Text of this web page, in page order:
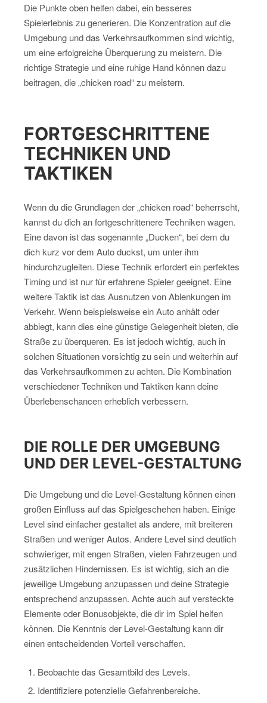
Die Punkte oben helfen dabei, ein besseres
Spielerlebnis zu generieren. Die Konzentration auf die
Umgebung und das Verkehrsaufkommen sind wichtig,
um eine erfolgreiche Überquerung zu meistern. Die
richtige Strategie und eine ruhige Hand können dazu
beitragen, die „chicken road“ zu meistern.
FORTGESCHRITTENE
TECHNIKEN UND
TAKTIKEN
Wenn du die Grundlagen der „chicken road“ beherrscht,
kannst du dich an fortgeschrittenere Techniken wagen.
Eine davon ist das sogenannte „Ducken“, bei dem du
dich kurz vor dem Auto duckst, um unter ihm
hindurchzugleiten. Diese Technik erfordert ein perfektes
Timing und ist nur für erfahrene Spieler geeignet. Eine
weitere Taktik ist das Ausnutzen von Ablenkungen im
Verkehr. Wenn beispielsweise ein Auto anhält oder
abbiegt, kann dies eine günstige Gelegenheit bieten, die
Straße zu überqueren. Es ist jedoch wichtig, auch in
solchen Situationen vorsichtig zu sein und weiterhin auf
das Verkehrsaufkommen zu achten. Die Kombination
verschiedener Techniken und Taktiken kann deine
Überlebenschancen erheblich verbessern.
DIE ROLLE DER UMGEBUNG
UND DER LEVEL-GESTALTUNG
Die Umgebung und die Level-Gestaltung können einen
großen Einfluss auf das Spielgeschehen haben. Einige
Level sind einfacher gestaltet als andere, mit breiteren
Straßen und weniger Autos. Andere Level sind deutlich
schwieriger, mit engen Straßen, vielen Fahrzeugen und
zusätzlichen Hindernissen. Es ist wichtig, sich an die
jeweilige Umgebung anzupassen und deine Strategie
entsprechend anzupassen. Achte auch auf versteckte
Elemente oder Bonusobjekte, die dir im Spiel helfen
können. Die Kenntnis der Level-Gestaltung kann dir
einen entscheidenden Vorteil verschaffen.
Beobachte das Gesamtbild des Levels.
Identifiziere potenzielle Gefahrenbereiche.